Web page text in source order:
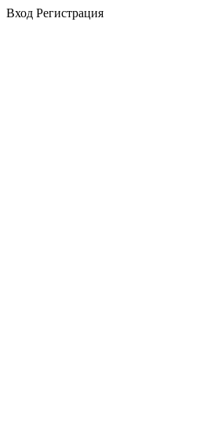
Вход Регистрация